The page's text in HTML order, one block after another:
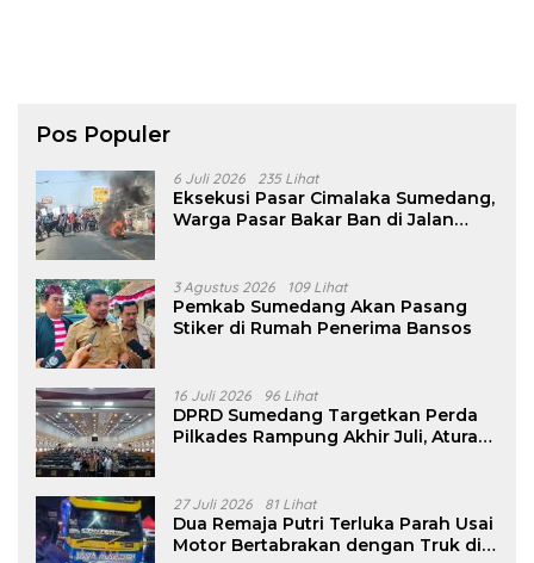
Pos Populer
6 Juli 2026 235 Lihat
Eksekusi Pasar Cimalaka Sumedang,
Warga Pasar Bakar Ban di Jalan
3 Agustus 2026 109 Lihat
Pemkab Sumedang Akan Pasang
Stiker di Rumah Penerima Bansos
16 Juli 2026 96 Lihat
DPRD Sumedang Targetkan Perda
Pilkades Rampung Akhir Juli, Aturan
27 Juli 2026 81 Lihat
Dua Remaja Putri Terluka Parah Usai
Motor Bertabrakan dengan Truk di